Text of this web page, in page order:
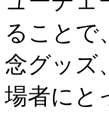
ることで
念グッズ
場者にと